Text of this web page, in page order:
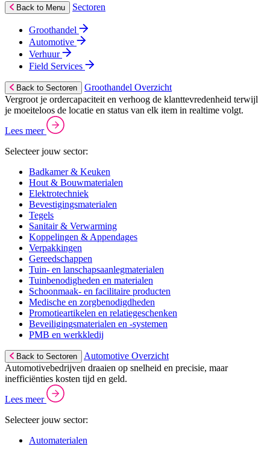
Back to Menu Sectoren
Groothandel
Automotive
Verhuur
Field Services
Back to Sectoren
Groothandel Overzicht
Vergroot je ordercapaciteit en verhoog de klanttevredenheid terwijl
je moeiteloos de locatie en status van elk item in realtime volgt.
Lees meer
Selecteer jouw sector:
Badkamer & Keuken
Hout & Bouwmaterialen
Elektrotechniek
Bevestigingsmaterialen
Tegels
Sanitair & Verwarming
Koppelingen & Appendages
Verpakkingen
Gereedschappen
Tuin- en lanschapsaanlegmaterialen
Tuinbenodigheden en materialen
Schoonmaak- en facilitaire producten
Medische en zorgbenodigdheden
Promotieartikelen en relatiegeschenken
Beveiligingsmaterialen en -systemen
PMB en werkkledij
Back to Sectoren
Automotive Overzicht
Automotivebedrijven draaien op snelheid en precisie, maar
inefficiënties kosten tijd en geld.
Lees meer
Selecteer jouw sector:
Automaterialen